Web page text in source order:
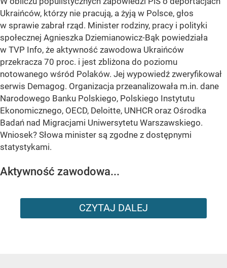
Ukraińców, którzy nie pracują, a żyją w Polsce, głos
w sprawie zabrał rząd. Minister rodziny, pracy i polityki
społecznej Agnieszka Dziemianowicz-Bąk powiedziała
w TVP Info, że aktywność zawodowa Ukraińców
przekracza 70 proc. i jest zbliżona do poziomu
notowanego wśród Polaków. Jej wypowiedź zweryfikował
serwis Demagog. Organizacja przeanalizowała m.in. dane
Narodowego Banku Polskiego, Polskiego Instytutu
Ekonomicznego, OECD, Deloitte, UNHCR oraz Ośrodka
Badań nad Migracjami Uniwersytetu Warszawskiego.
Wniosek? Słowa minister są zgodne z dostępnymi
statystykami.
Aktywność zawodowa...
CZYTAJ DALEJ